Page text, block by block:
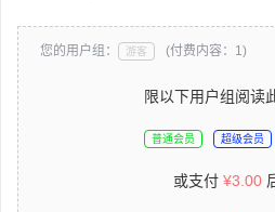
您的用户组： 游客 (付费内容：1)
限以下用户组阅读
普通会员 超级会员
或支付 ¥3.00